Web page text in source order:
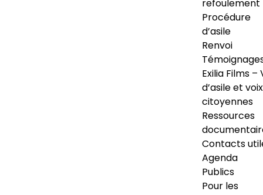
refoulement
Procédure
d’asile
Renvoi
Exilia Films –
d’asile et voix
citoyennes
Ressources
Contacts
Agenda
Publics
Pour les